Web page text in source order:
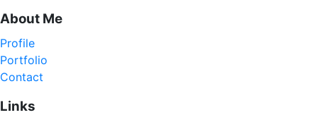
About Me
Profile
Portfolio
Contact
Links